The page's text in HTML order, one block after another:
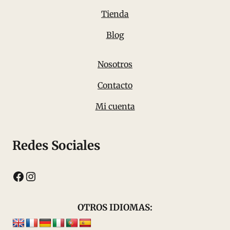
Tienda
Blog
Nosotros
Contacto
Mi cuenta
Redes Sociales
Facebook
Instagram
OTROS IDIOMAS: